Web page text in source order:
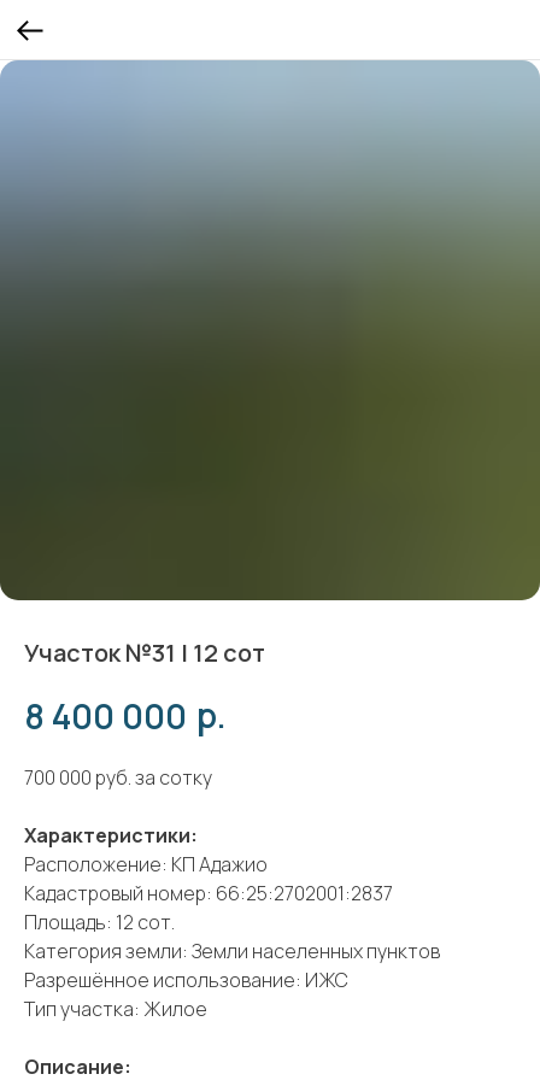
Участок №31 | 12 сот
8 400 000 р.
700 000 руб. за сотку
Характеристики:
Расположение: КП Адажио
Кадастровый номер: 66:25:2702001:2837
Площадь: 12 сот.
Категория земли: Земли населенных пунктов
Разрешённое использование: ИЖС
Тип участка: Жилое
Описание: